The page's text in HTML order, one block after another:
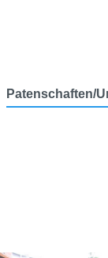
Patenschaften/